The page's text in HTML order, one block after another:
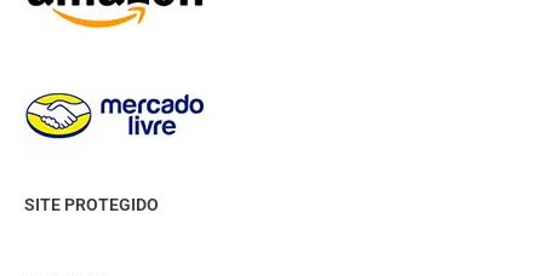
SITE PROTEGIDO